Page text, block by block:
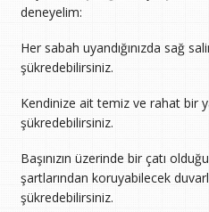
deneyelim:
Her sabah uyandığınızda sağ
şükredebilirsiniz.
Kendinize ait temiz ve rahat bir
şükredebilirsiniz.
Başınızın üzerinde bir çatı
şartlarından koruyabilecek
şükredebilirsiniz.